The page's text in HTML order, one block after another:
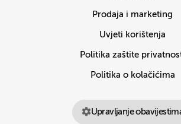
Prodaja i marketing
Uvjeti korištenja
Politika zaštite
Politika o kolačićima
Upravljanje